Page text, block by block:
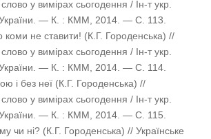
слово у вимірах сьогодення / Ін-т укр.
— К. : КММ, 2014. — С. 113.
коми не ставити! (К.Г. Городенська) //
слово у вимірах сьогодення / Ін-т укр.
— К. : КММ, 2014. — С. 114.
і без неї (К.Г. Городенська) //
слово у вимірах сьогодення / Ін-т укр.
— К. : КММ, 2014. — С. 115.
чи ні? (К.Г. Городенська) // Українське